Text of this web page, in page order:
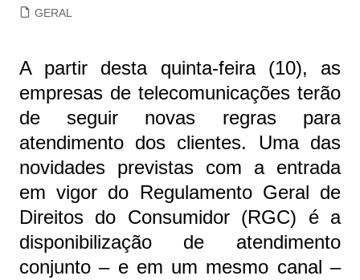
GERAL
A partir desta quinta-feira (10), as
empresas de telecomunicações terão
de seguir novas regras para
atendimento dos clientes. Uma das
novidades previstas com a entrada
em vigor do Regulamento Geral de
Direitos do Consumidor (RGC) é a
disponibilização de atendimento
conjunto – e em um mesmo canal –